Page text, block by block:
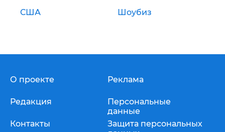
США Шоубиз
О проекте
Редакция
Контакты
Реклама
Персональные
данные
Защита персональных